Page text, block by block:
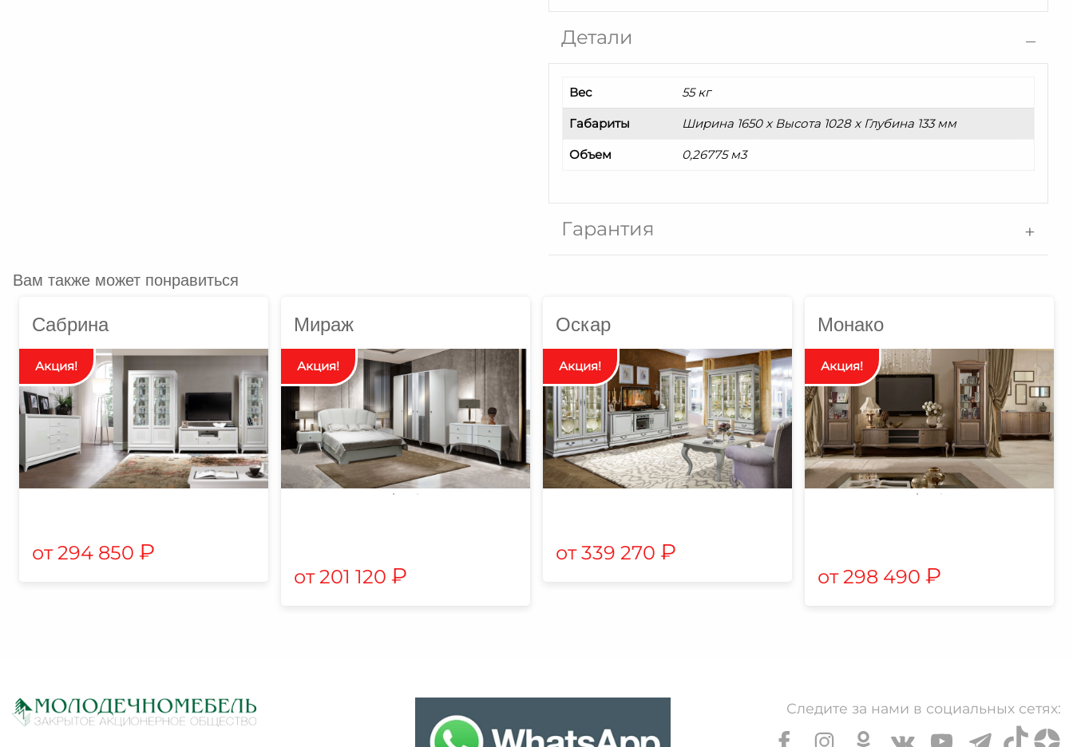
Детали
Вес 55 кг
Габариты Ширина 1650 x Высота 1028 x Глубина 133 мм
Объем 0,26775 м3
Гарантия
Вам также может понравиться
Сабрина
294 850 ₽
Мираж
201 120 ₽
Оскар
339 270 ₽
Монако
298 490 ₽
Следите за нами в социальных сетях: